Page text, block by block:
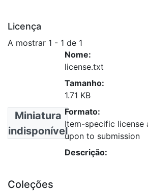
Licença
A mostrar 1 - 1 de 1
Miniatura
indisponível
Nome:
license.txt
Tamanho:
1.71 KB
Formato:
Item-specific license
upon to submission
Descrição:
Coleções